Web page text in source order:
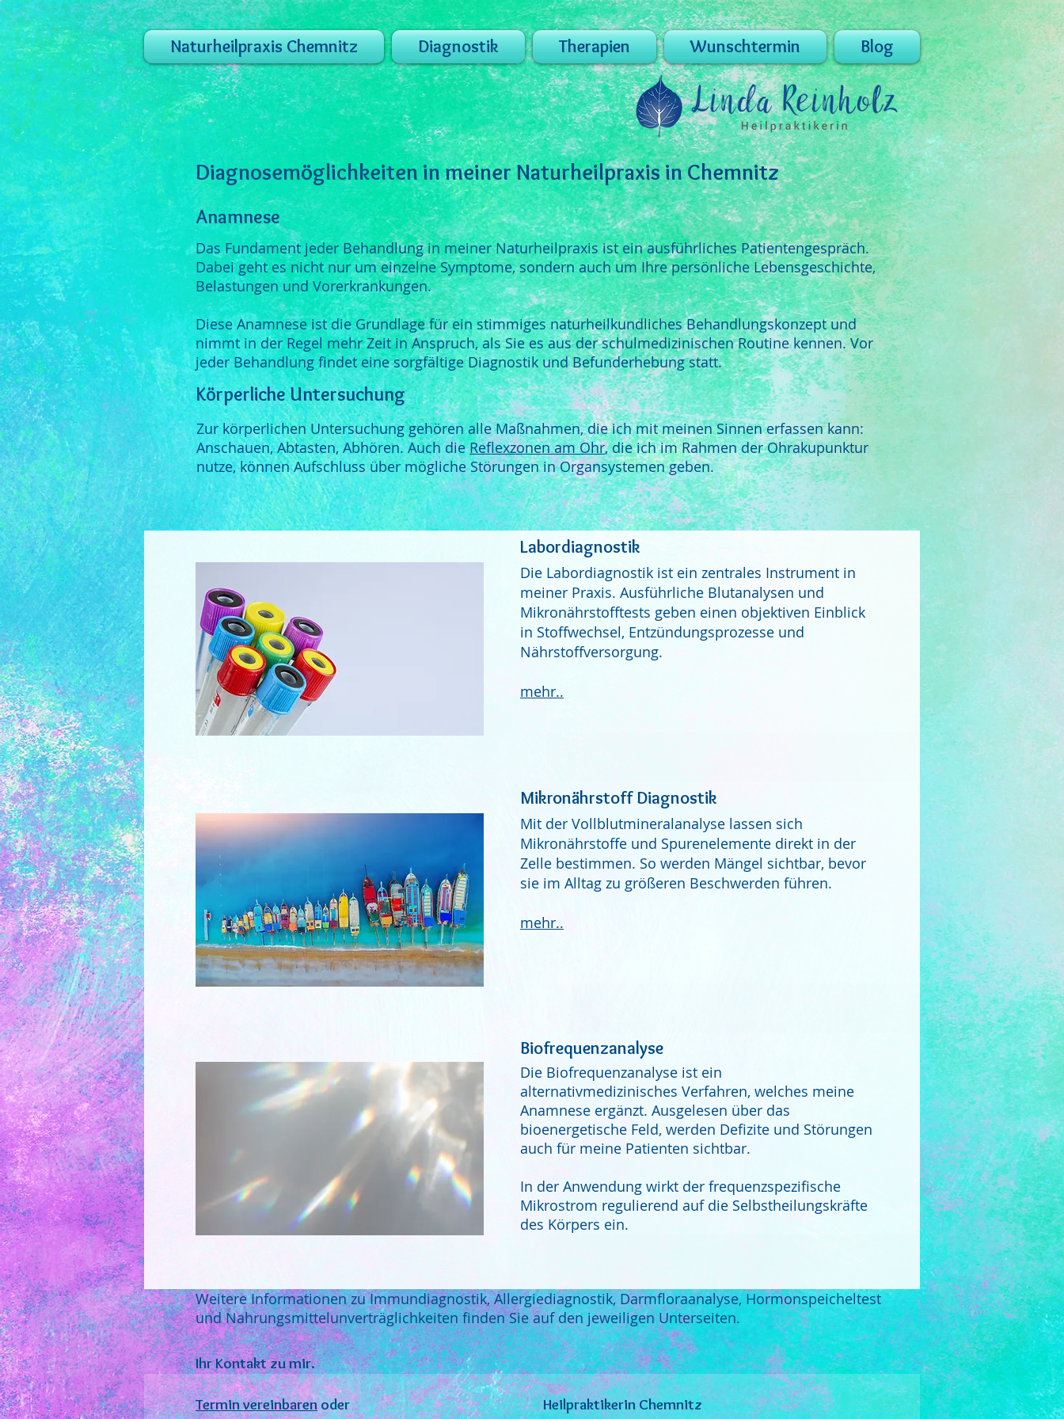
Naturheilpraxis Chemnitz Diagnostik Therapien Wunschtermin Blog
Diagnosemöglichkeiten in meiner Naturheilpraxis in Chemnitz
Anamnese
Das Fundament jeder Behandlung in meiner Naturheilpraxis ist ein ausführliches Patientengespräch.
Dabei geht es nicht nur um einzelne Symptome, sondern auch um Ihre persönliche Lebensgeschichte,
Belastungen und Vorerkrankungen.
Diese Anamnese ist die Grundlage für ein stimmiges naturheilkundliches Behandlungskonzept und
nimmt in der Regel mehr Zeit in Anspruch, als Sie es aus der schulmedizinischen Routine kennen. Vor
jeder Behandlung findet eine sorgfältige Diagnostik und Befunderhebung statt.
Körperliche Untersuchung
Zur körperlichen Untersuchung gehören alle Maßnahmen, die ich mit meinen Sinnen erfassen kann:
Anschauen, Abtasten, Abhören. Auch dieReflexzonen am Ohr, die ich im Rahmen der Ohrakupunktur
nutze, können Aufschluss über mögliche Störungen in Organsystemen geben.
Labordiagnostik
Die Labordiagnostik ist ein zentrales Instrument in
meiner Praxis. Ausführliche Blutanalysen und
Mikronährstofftests geben einen objektiven Einblick
in Stoffwechsel, Entzündungsprozesse und
Nährstoffversorgung.
mehr..
Mikronährstoff Diagnostik
Mit der Vollblutmineralanalyse lassen sich
Mikronährstoffe und Spurenelemente direkt in der
Zelle bestimmen. So werden Mängel sichtbar, bevor
sie im Alltag zu größeren Beschwerden führen.
mehr..
Biofrequenzanalyse
Die Biofrequenzanalyse ist ein
alternativmedizinisches Verfahren, welches meine
Anamnese ergänzt. Ausgelesen über das
bioenergetische Feld, werden Defizite und Störungen
auch für meine Patienten sichtbar.
In der Anwendung wirkt der frequenzspezifische
Mikrostrom regulierend auf die Selbstheilungskräfte
des Körpers ein.
Weitere Informationen zu Immundiagnostik, Allergiediagnostik, Darmfloraanalyse, Hormonspeicheltest
und Nahrungsmittelunverträglichkeiten finden Sie auf den jeweiligen Unterseiten.
Ihr Kontakt zu mir.
Termin vereinbarenoder
Heilpraktikerin Chemnitz